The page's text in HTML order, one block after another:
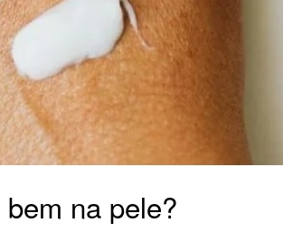
na pele?